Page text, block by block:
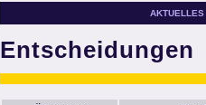
AKTUELLES
Entscheidungen